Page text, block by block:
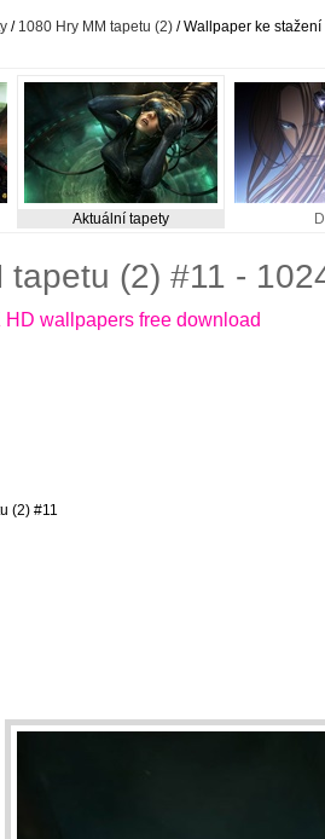
/ 1080 Hry MM tapetu (2) / Wallpaper ke stažení
Aktuální tapety
tapetu (2) #11 -
wallpapers free download
(2) #11